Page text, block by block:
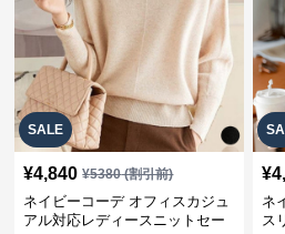
SALE
¥4,840 ¥5380(割引前)
ネイビーコーデ オフィスカジュ
アル対応レディースニットセー
¥
ネ
ス